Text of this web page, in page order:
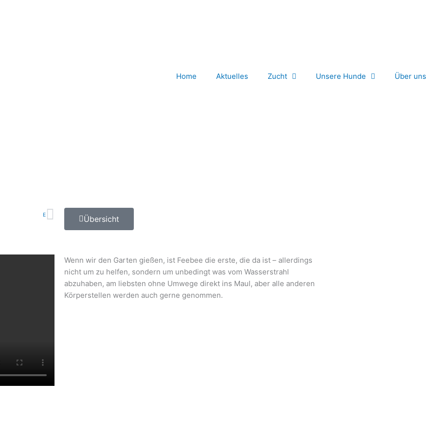
Home Aktuelles Zucht Unsere Hunde Über uns
ENächster
Übersicht
Wenn wir den Garten gießen, ist Feebee die erste, die da ist – allerdings
nicht um zu helfen, sondern um unbedingt was vom Wasserstrahl
abzuhaben, am liebsten ohne Umwege direkt ins Maul, aber alle anderen
Körperstellen werden auch gerne genommen.